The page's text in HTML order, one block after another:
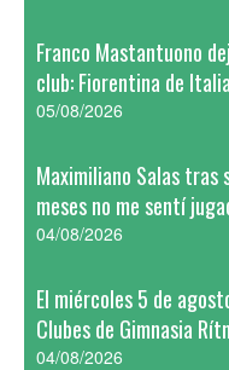
Franco Mastantuono
club: Fiorentina de Italia
05/08/2026
Maximiliano Salas tras
meses no me sentí
04/08/2026
El miércoles 5 de
Clubes de Gimnasia
04/08/2026